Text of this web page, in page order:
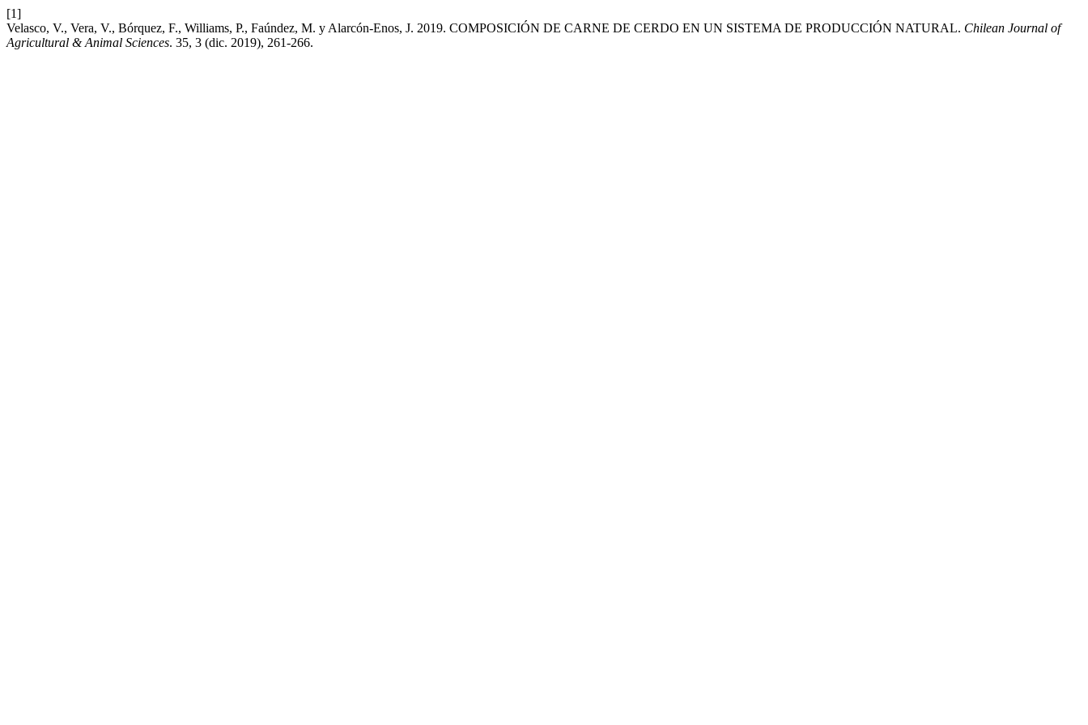
[1]
Velasco, V., Vera, V., Bórquez, F., Williams, P., Faúndez, M. y Alarcón-Enos, J. 2019. COMPOSICIÓN DE CARNE DE CERDO EN UN SISTEMA DE PRODUCCIÓN NATURAL. Chilean Journal of
Agricultural & Animal Sciences. 35, 3 (dic. 2019), 261-266.